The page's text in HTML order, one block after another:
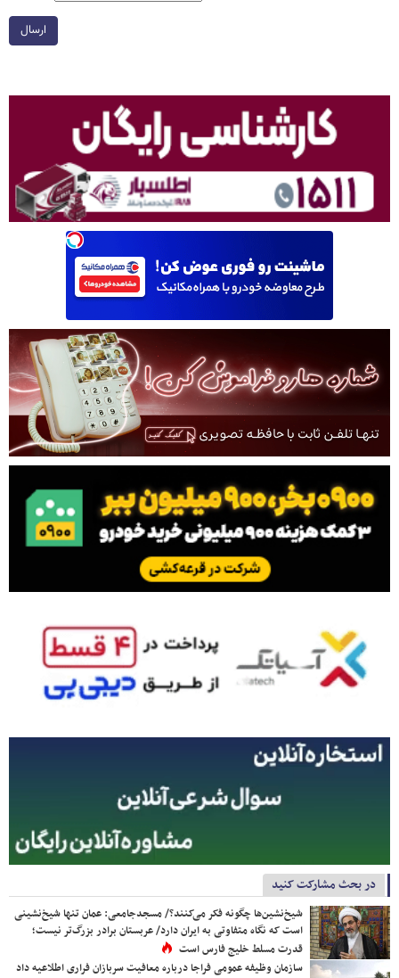
ارسال
در بحث مشارکت کنید
شیخ‌نشین‌ها چگونه فکر می‌کنند؟/ مسجدجامعی: عمان تنها شیخ‌نشینی
است که نگاه متفاوتی به ایران دارد/ عربستان برادر بزرگ‌تر نیست؛
قدرت مسلط خلیج فارس است
سازمان وظیفه عمومی فراجا درباره معافیت سربازان فراری اطلاعیه داد